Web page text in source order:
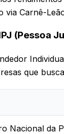
via Carnê-
(Pessoa
que
Nacional da